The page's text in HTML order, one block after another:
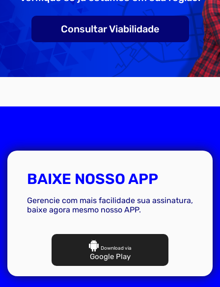
Consultar Viabilidade
BAIXE NOSSO APP
Gerencie com mais facilidade sua assinatura,
baixe agora mesmo nosso APP.
Download via
Google Play